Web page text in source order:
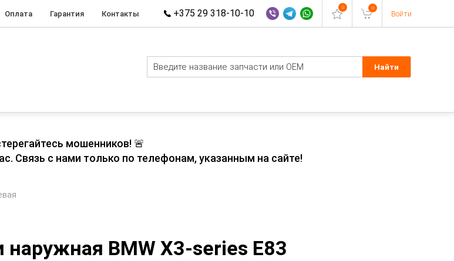
Оплата Гарантия Контакты +375 29 318-10-10 0 0
Войти
мошенников! 🚨
Связь с нами только по телефонам, указанным на сайте!
наружная BMW X3-series E83